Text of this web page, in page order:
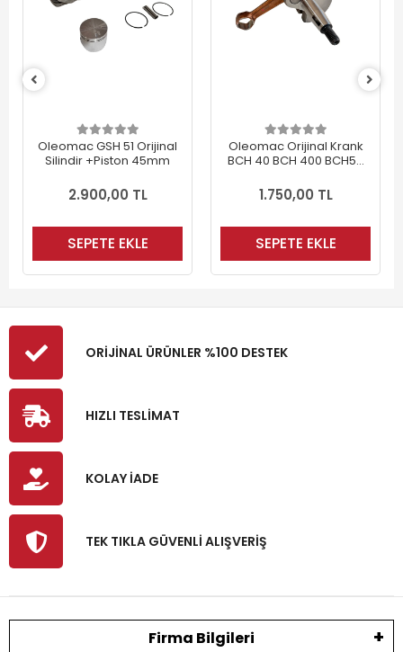
Oleomac GSH 51 Orijinal
Silindir +Piston 45mm
2.900,00 TL
SEPETE EKLE
Oleomac Orijinal Krank
BCH 40 BCH 400 BCH50
1.750,00 TL
SEPETE EKLE
ORİJİNAL ÜRÜNLER %100 DESTEK
HIZLI TESLİMAT
KOLAY İADE
TEK TIKLA GÜVENLİ ALIŞVERİŞ
Firma Bilgileri